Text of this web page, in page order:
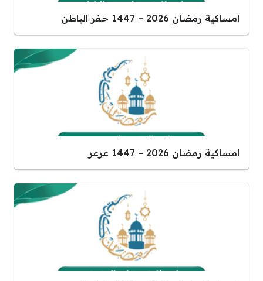
امساكية رمضان 2026 – 1447 حفر الباطن
امساكية رمضان 2026 – 1447 عرعر